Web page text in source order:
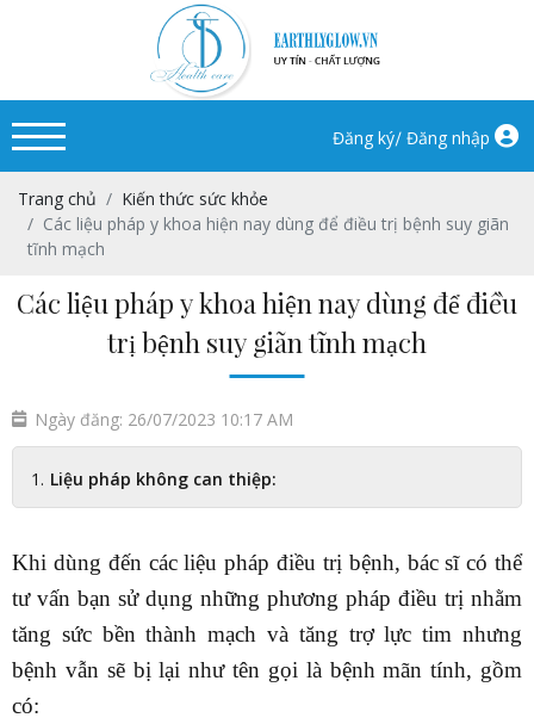
Đăng ký/ Đăng nhập
Trang chủ
Kiến thức sức khỏe
Các liệu pháp y khoa hiện nay dùng để điều trị bệnh suy giãn
tĩnh mạch
Các liệu pháp y khoa hiện nay dùng để điều
trị bệnh suy giãn tĩnh mạch
Ngày đăng: 26/07/2023 10:17 AM
Liệu pháp không can thiệp:
Khi dùng đến các liệu pháp điều trị bệnh, bác sĩ có thể
tư vấn bạn sử dụng những phương pháp điều trị nhằm
tăng sức bền thành mạch và tăng trợ lực tim nhưng
bệnh vẫn sẽ bị lại như tên gọi là bệnh mãn tính, gồm
có: